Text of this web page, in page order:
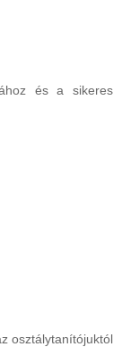
és a sikeres
osztálytanítójuktól